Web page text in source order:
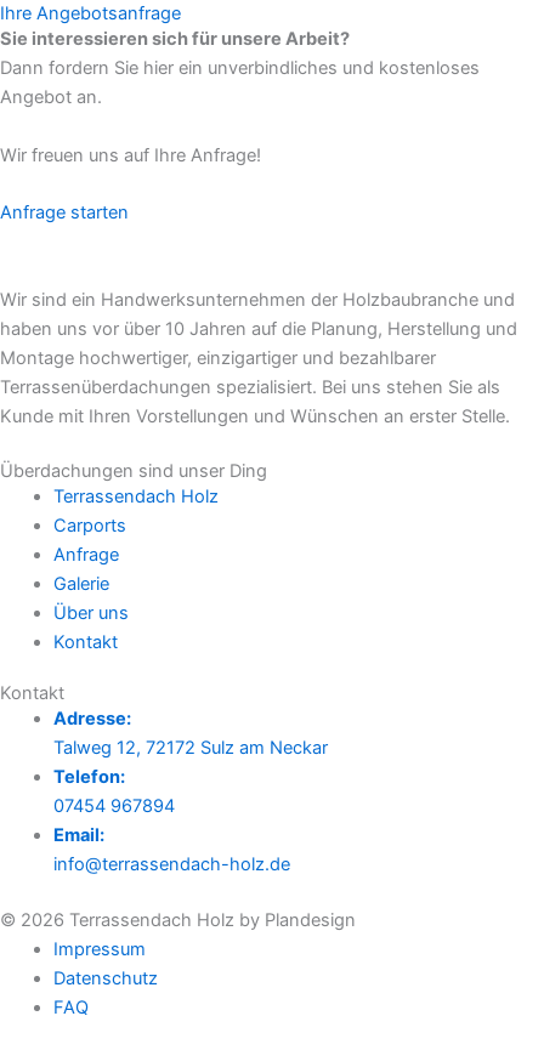
Ihre Angebotsanfrage
Sie interessieren sich für unsere Arbeit?
Dann fordern Sie hier ein unverbindliches und kostenloses
Angebot an.
Wir freuen uns auf Ihre Anfrage!
Anfrage starten
Wir sind ein Handwerksunternehmen der Holzbaubranche und
haben uns vor über 10 Jahren auf die Planung, Herstellung und
Montage hochwertiger, einzigartiger und bezahlbarer
Terrassenüberdachungen spezialisiert. Bei uns stehen Sie als
Kunde mit Ihren Vorstellungen und Wünschen an erster Stelle.
Überdachungen sind unser Ding
Terrassendach Holz
Carports
Anfrage
Galerie
Über uns
Kontakt
Kontakt
Adresse:
Talweg 12, 72172 Sulz am Neckar
Telefon:
07454 967894
Email:
info@terrassendach-holz.de
© 2026 Terrassendach Holz by Plandesign
Impressum
Datenschutz
FAQ